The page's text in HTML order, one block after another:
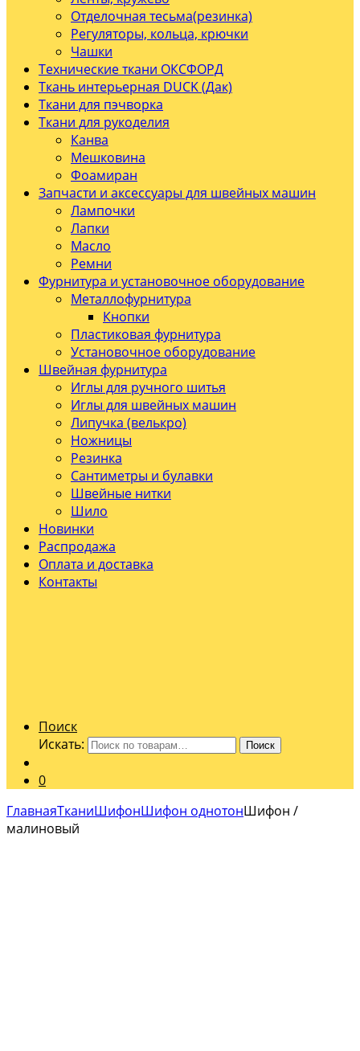
Отделочная тесьма(резинка)
Регуляторы, кольца, крючки
Чашки
Технические ткани ОКСФОРД
Ткань интерьерная DUCK (Дак)
Ткани для пэчворка
Ткани для рукоделия
Канва
Мешковина
Фоамиран
Запчасти и аксессуары для швейных машин
Лампочки
Лапки
Масло
Ремни
Фурнитура и установочное оборудование
Металлофурнитура
Кнопки
Пластиковая фурнитура
Установочное оборудование
Швейная фурнитура
Иглы для ручного шитья
Иглы для швейных машин
Липучка (велькро)
Ножницы
Резинка
Сантиметры и булавки
Швейные нитки
Шило
Новинки
Распродажа
Оплата и доставка
Контакты
Поиск
Искать:
Поиск
0
ГлавнаяТканиШифонШифон однотонШифон /
малиновый